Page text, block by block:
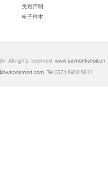
免责声明
电子样本
All rights reserved. www.salmonfishoil.cn
. Tel:0574 8908 5812